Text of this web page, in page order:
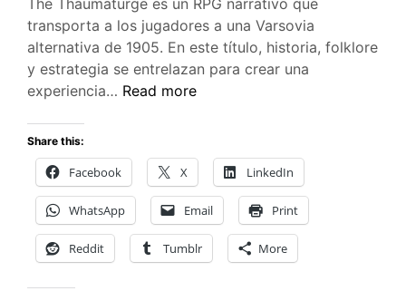
transporta a los jugadores a una Varsovia
alternativa de 1905. En este título, historia, folklore
y estrategia se entrelazan para crear una
experiencia… The
RPG
Mezcla
lo
Sobrenatural
Read more
Share this:
Facebook X LinkedIn
WhatsApp Email Print
Reddit Tumblr More